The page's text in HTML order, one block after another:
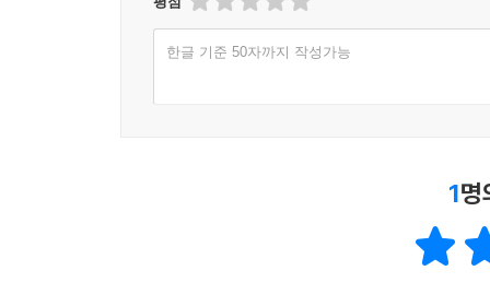
한글 기준 50자까지 작성가능
1명